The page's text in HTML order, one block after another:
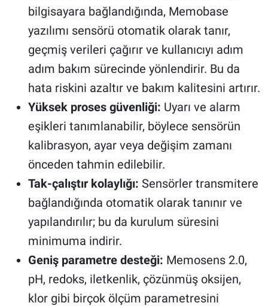
bilgisayara bağlandığında, Memobase
yazılımı sensörü otomatik olarak tanır,
geçmiş verileri çağırır ve kullanıcıyı adım
adım bakım sürecinde yönlendirir. Bu da
hata riskini azaltır ve bakım kalitesini artırır.
Yüksek proses güvenliği: Uyarı ve alarm
eşikleri tanımlanabilir, böylece sensörün
kalibrasyon, ayar veya değişim zamanı
önceden tahmin edilebilir.
Tak-çalıştır kolaylığı: Sensörler transmitere
bağlandığında otomatik olarak tanınır ve
yapılandırılır; bu da kurulum süresini
minimuma indirir.
Geniş parametre desteği: Memosens 2.0,
pH, redoks, iletkenlik, çözünmüş oksijen,
klor gibi birçok ölçüm parametresini